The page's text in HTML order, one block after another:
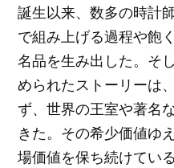
誕生以来、数多の時計
で組み上げる過程や飽
名品を生み出した。そ
められたストーリーは
ず、世界の王室や著名
きた。その希少価値ゆ
場価値を保ち続けてい